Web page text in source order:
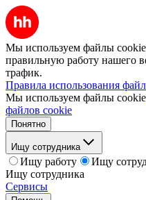
Мы используем файлы
правильную работу нашего
трафик.
Правила использования
Мы используем файлы
файлов cookie
Понятно
Ищу сотрудника
Ищу работу
Ищу
Ищу сотрудника
Сервисы